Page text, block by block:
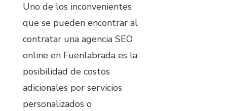
Uno de los inconvenientes
que se pueden encontrar al
contratar una agencia SEO
online en Fuenlabrada es la
posibilidad de costos
adicionales por servicios
personalizados o